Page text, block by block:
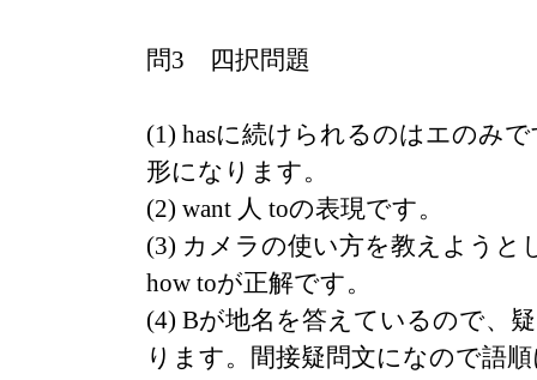
問3 四択問題
(1) hasに続けられるのはエのみ
形になります。
(2) want 人 toの表現です。
(3) カメラの使い方を教えようと
how toが正解です。
(4) Bが地名を答えているので、
ります。間接疑問文になので語